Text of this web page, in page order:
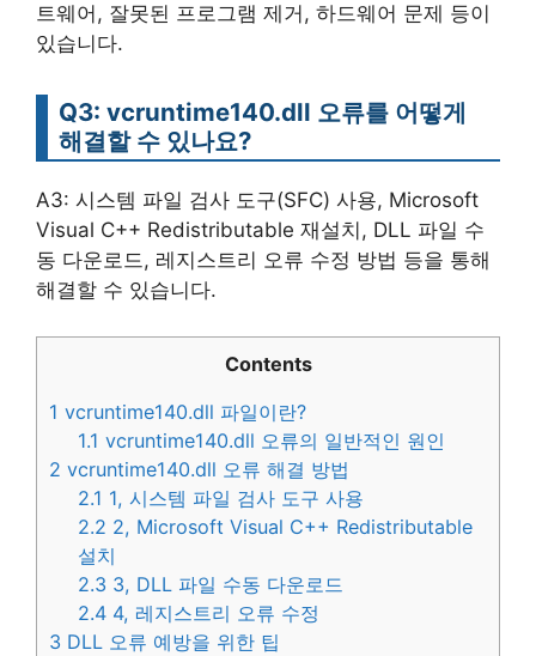
트웨어, 잘못된 프로그램 제거, 하드웨어 문제 등이
있습니다.
Q3: vcruntime140.dll 오류를 어떻게
해결할 수 있나요?
A3: 시스템 파일 검사 도구(SFC) 사용, Microsoft
Visual C++ Redistributable 재설치, DLL 파일 수
동 다운로드, 레지스트리 오류 수정 방법 등을 통해
해결할 수 있습니다.
Contents
1 vcruntime140.dll 파일이란?
1.1 vcruntime140.dll 오류의 일반적인 원인
2 vcruntime140.dll 오류 해결 방법
2.1 1, 시스템 파일 검사 도구 사용
2.2 2, Microsoft Visual C++ Redistributable
설치
2.3 3, DLL 파일 수동 다운로드
2.4 4, 레지스트리 오류 수정
3 DLL 오류 예방을 위한 팁